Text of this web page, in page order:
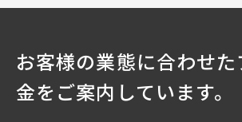
お客様の業態に合わせ
金をご案内しています。